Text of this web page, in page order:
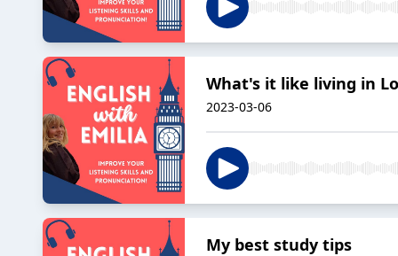
What's it like living in
2023-03-06
My best study tips